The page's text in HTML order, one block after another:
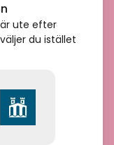
ute efter
du istället